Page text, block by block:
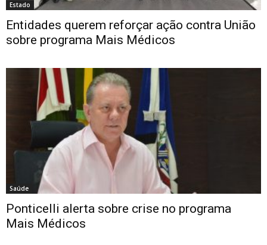
Estado
Entidades querem reforçar ação contra União
sobre programa Mais Médicos
Saúde
Ponticelli alerta sobre crise no programa
Mais Médicos